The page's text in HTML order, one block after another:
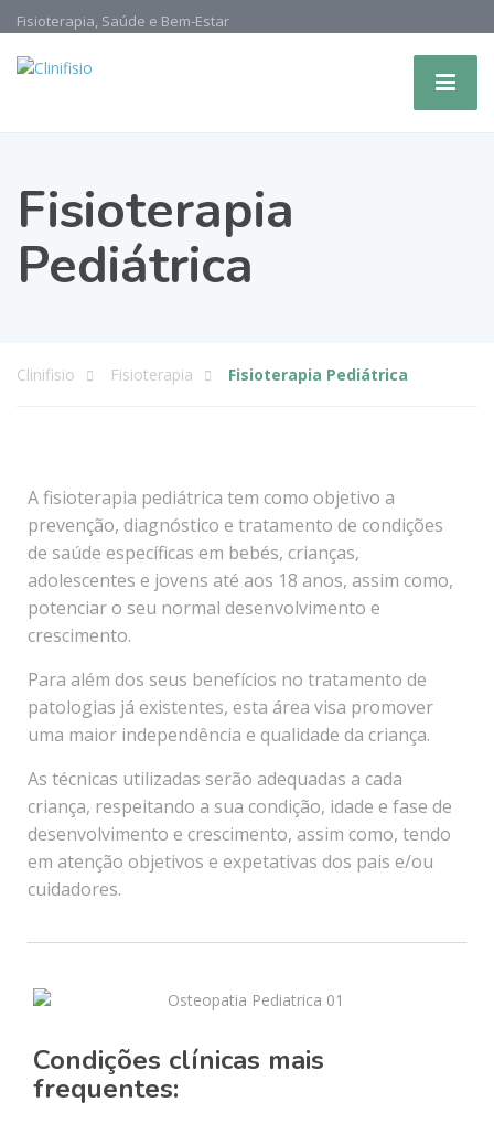
Fisioterapia, Saúde e Bem-Estar
Fisioterapia
Pediátrica
Clinifisio Fisioterapia Fisioterapia Pediátrica
A fisioterapia pediátrica tem como objetivo a
prevenção, diagnóstico e tratamento de condições
de saúde específicas em bebés, crianças,
adolescentes e jovens até aos 18 anos, assim como,
potenciar o seu normal desenvolvimento e
crescimento.
Para além dos seus benefícios no tratamento de
patologias já existentes, esta área visa promover
uma maior independência e qualidade da criança.
As técnicas utilizadas serão adequadas a cada
criança, respeitando a sua condição, idade e fase de
desenvolvimento e crescimento, assim como, tendo
em atenção objetivos e expetativas dos pais e/ou
cuidadores.
Condições clínicas mais
frequentes: